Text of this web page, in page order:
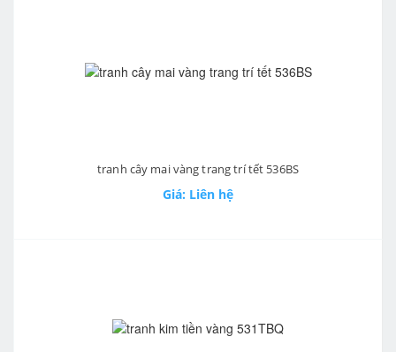
tranh cây mai vàng trang trí tết 536BS
Giá: Liên hệ